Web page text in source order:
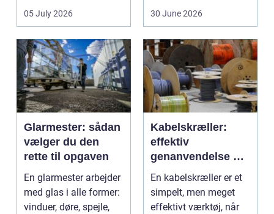
både arbejdsmi...
05 July 2026
arbejde er of...
30 June 2026
Glarmester: sådan
vælger du den
rette til opgaven
En glarmester arbejder
med glas i alle former:
vinduer, døre, spejle,
Kabelskræller:
effektiv
genanvendelse og
bedre økonomi i
kabelhåndtering
En kabelskræller er et
simpelt, men meget
effektivt værktøj, når